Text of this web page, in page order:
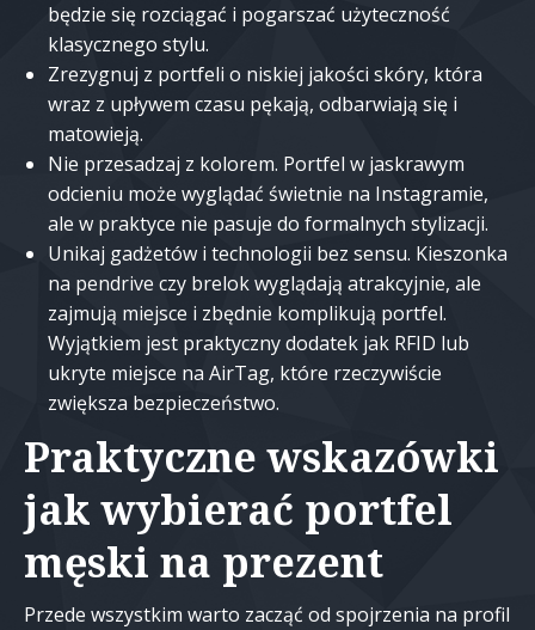
będzie się rozciągać i pogarszać użyteczność
klasycznego stylu.
Zrezygnuj z portfeli o niskiej jakości skóry, która
wraz z upływem czasu pękają, odbarwiają się i
matowieją.
Nie przesadzaj z kolorem. Portfel w jaskrawym
odcieniu może wyglądać świetnie na Instagramie,
ale w praktyce nie pasuje do formalnych stylizacji.
Unikaj gadżetów i technologii bez sensu. Kieszonka
na pendrive czy brelok wyglądają atrakcyjnie, ale
zajmują miejsce i zbędnie komplikują portfel.
Wyjątkiem jest praktyczny dodatek jak RFID lub
ukryte miejsce na AirTag, które rzeczywiście
zwiększa bezpieczeństwo.
Praktyczne wskazówki
jak wybierać portfel
męski na prezent
Przede wszystkim warto zacząć od spojrzenia na profil